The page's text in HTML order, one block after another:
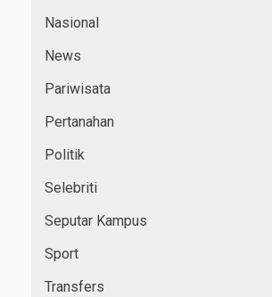
Nasional
News
Pariwisata
Pertanahan
Politik
Selebriti
Seputar Kampus
Sport
Transfers